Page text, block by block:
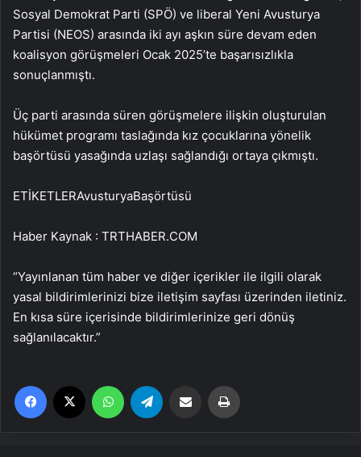
Sosyal Demokrat Parti (SPÖ) ve liberal Yeni Avusturya
Partisi (NEOS) arasında iki ayı aşkın süre devam eden
koalisyon görüşmeleri Ocak 2025’te başarısızlıkla
sonuçlanmıştı.
Üç parti arasında süren görüşmelere ilişkin oluşturulan
hükümet programı taslağında kız çocuklarına yönelik
başörtüsü yasağında uzlaşı sağlandığı ortaya çıkmıştı.
ETİKETLERAvusturyaBaşörtüsü
Haber Kaynak : TRTHABER.COM
“Yayınlanan tüm haber ve diğer içerikler ile ilgili olarak
yasal bildirimlerinizi bize iletişim sayfası üzerinden iletiniz.
En kısa süre içerisinde bildirimlerinize geri dönüş
sağlanılacaktır.”
Facebook WhatsApp Email'den paylaş